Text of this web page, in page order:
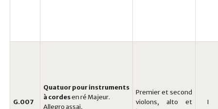
G.007
Quatuor pour instruments
à cordesen ré Majeur.
Allegro assai,
Premier et second
violons, alto et
I